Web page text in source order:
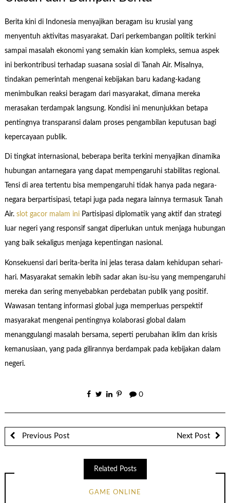
Berita kini di Indonesia menyajikan beragam isu krusial yang
menyentuh aktivitas masyarakat. Dari perkembangan politik terkini
sampai masalah ekonomi yang semakin kian kompleks, semua aspek
ini berkontribusi terhadap suasana sosial di Tanah Air. Misalnya,
tindakan pemerintah mengenai kebijakan baru kadang-kadang
menimbulkan reaksi beragam dari masyarakat, dimana mereka
merasakan terdampak langsung. Kondisi ini menunjukkan betapa
pentingnya transparansi dalam proses pengambilan keputusan bagi
kepercayaan publik.
Di tingkat internasional, beberapa berita terkini menyajikan dinamika
hubungan antarnegara yang dapat mempengaruhi stabilitas regional.
Tensi di area tertentu bisa mempengaruhi tidak hanya pada negara-
negara berpartisipasi, tetapi juga pada negara lainnya termasuk Tanah
Air. slot gacor malam iniPartisipasi diplomatik yang aktif dan strategi
luar negeri yang responsif sangat diperlukan untuk menjaga hubungan
yang baik sekaligus menjaga kepentingan nasional.
Konsekuensi dari berita-berita ini jelas terasa dalam kehidupan sehari-
hari. Masyarakat semakin lebih sadar akan isu-isu yang mempengaruhi
mereka dan sering menyebabkan perdebatan publik yang positif.
Wawasan tentang informasi global juga memperluas perspektif
masyarakat mengenai pentingnya kolaborasi global dalam
menanggulangi masalah bersama, seperti perubahan iklim dan krisis
kemanusiaan, yang pada gilirannya berdampak pada kebijakan dalam
negeri.
0
Previous Post Next Post
Related Posts
GAME ONLINE